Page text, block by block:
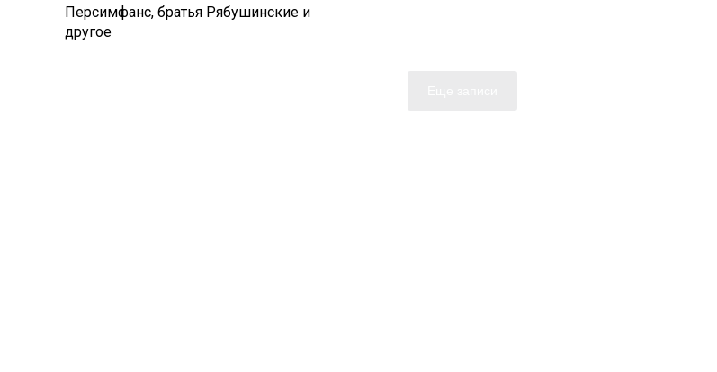
Персимфанс, братья Рябушинские и
другое